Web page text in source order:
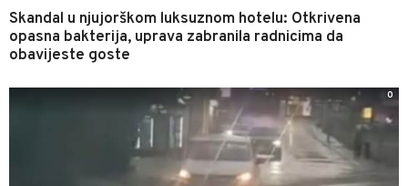
Skandal u njujorškom luksuznom hotelu: Otkrivena
opasna bakterija, uprava zabranila radnicima da
obavijeste goste
0